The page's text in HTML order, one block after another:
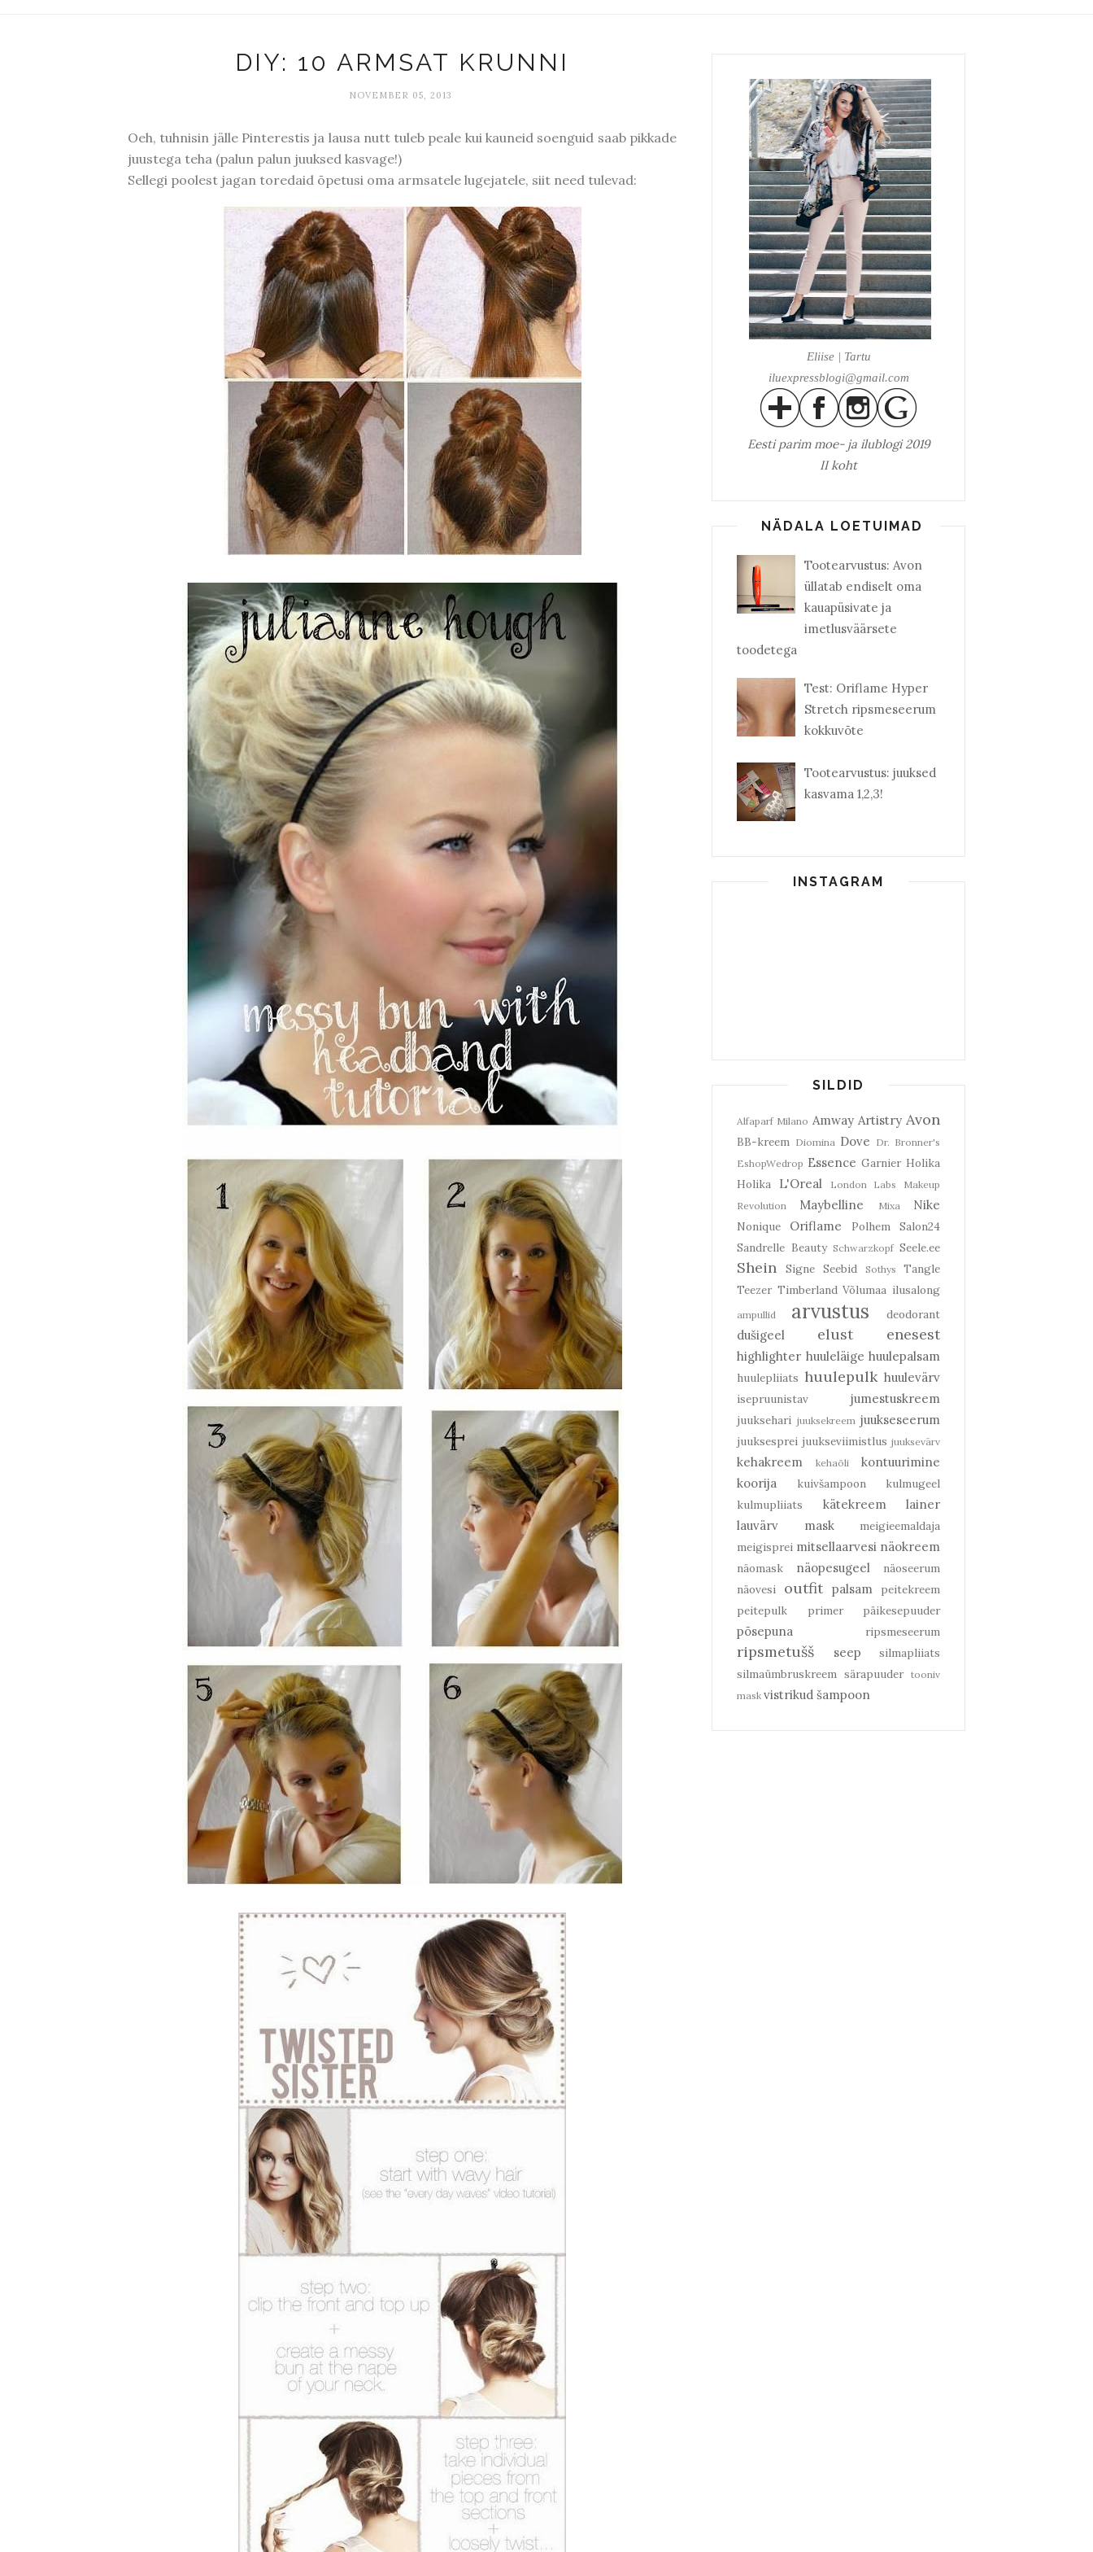
DIY: 10 ARMSAT KRUNNI
NOVEMBER 05, 2013
Oeh, tuhnisin jälle Pinterestis ja lausa nutt tuleb peale kui kauneid soenguid saab pikkade
juustega teha (palun palun juuksed kasvage!)
Sellegi poolest jagan toredaid õpetusi oma armsatele lugejatele, siit need tulevad:
Eliise | Tartu
iluexpressblogi@gmail.com
Eesti parim moe- ja ilublogi 2019
II koht
NÄDALA LOETUIMAD
Tootearvustus: Avon
üllatab endiselt oma
kauapüsivate ja
imetlusväärsete
toodetega
Test: Oriflame Hyper
Stretch ripsmeseerum
kokkuvõte
Tootearvustus: juuksed
kasvama 1,2,3!
INSTAGRAM
SILDID
Alfaparf Milano Amway Artistry Avon
BB-kreem Diomina Dove Dr. Bronner's
EshopWedrop Essence Garnier Holika
Holika
L'Oreal London Labs
Makeup
Revolution
Maybelline Mixa Nike
Nonique Oriflame Polhem
Salon24
Sandrelle Beauty Schwarzkopf Seele.ee
Shein Signe Seebid Sothys
Tangle
Teezer Timberland Võlumaa ilusalong
ampullid arvustus deodorant
dušigeel elust enesest
highlighter huuleläige huulepalsam
huulepliiats huulepulk huulevärv
isepruunistav jumestuskreem
juuksehari juuksekreem juukseseerum
juuksesprei juukseviimistlus juuksevärv
kehakreem kehaõli
kontuurimine
koorija
kuivšampoon
kulmugeel
kulmupliiats
kätekreem
lainer
lauvärv
mask
meigieemaldaja
meigisprei mitsellaarvesi näokreem
näomask näopesugeel
näoseerum
näovesi
outfit palsam
peitekreem
peitepulk
primer päikesepuuder
põsepuna ripsmeseerum
ripsmetušš seep
silmapliiats
silmaümbruskreem särapuuder tooniv
mask vistrikud šampoon